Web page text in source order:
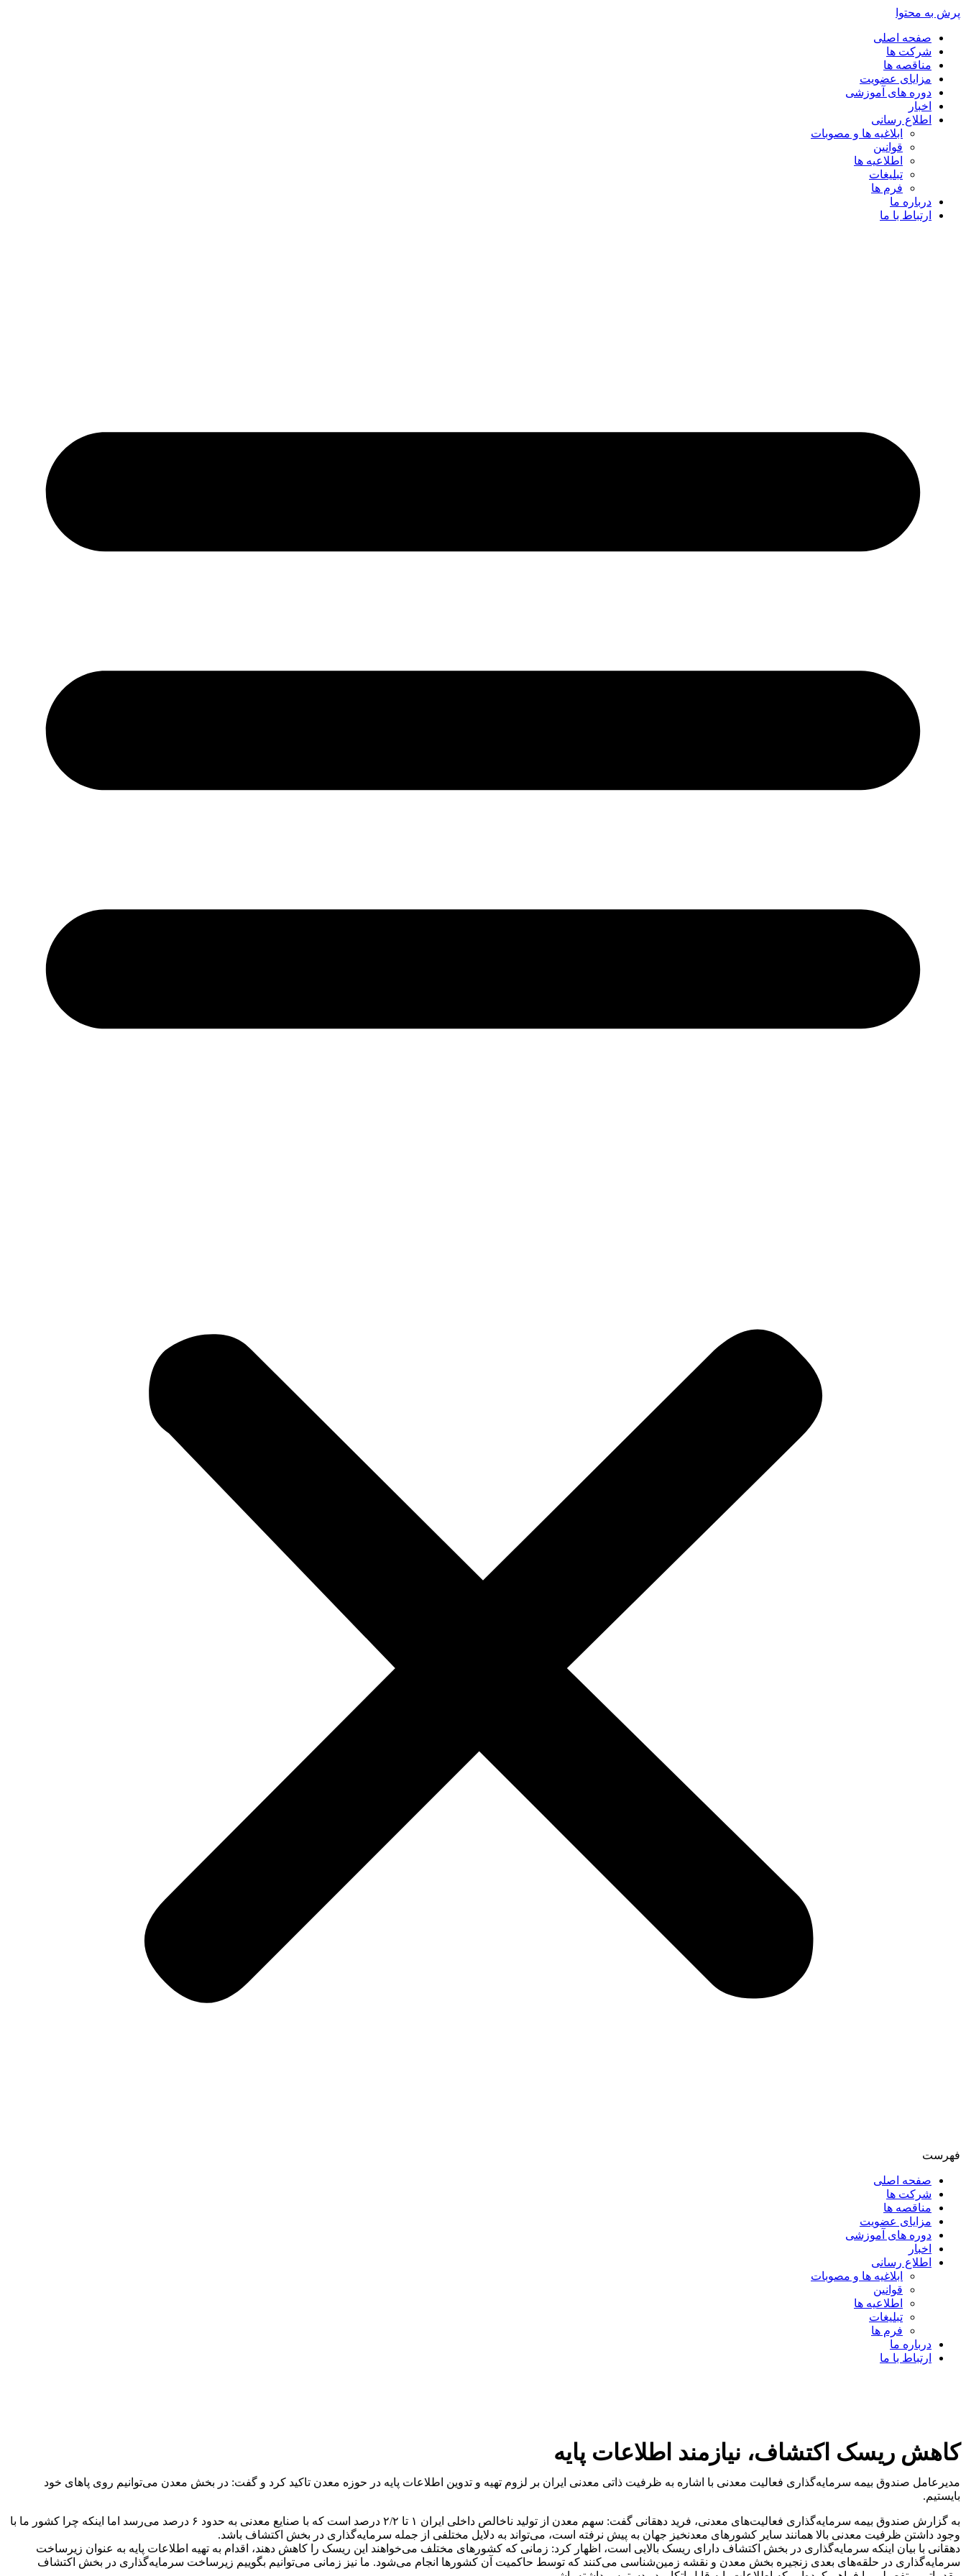
پرش به محتوا
صفحه اصلی
شرکت ها
مناقصه ها
مزایای عضویت
دوره های آموزشی
اخبار
اطلاع رسانی
ابلاغیه ها و مصوبات
قوانین
اطلاعیه ها
تبلیغات
فرم ها
درباره ما
ارتباط با ما
فهرست
صفحه اصلی
شرکت ها
مناقصه ها
مزایای عضویت
دوره های آموزشی
اخبار
اطلاع رسانی
ابلاغیه ها و مصوبات
قوانین
اطلاعیه ها
تبلیغات
فرم ها
درباره ما
ارتباط با ما
کاهش ریسک اکتشاف، نیازمند اطلاعات پایه
مدیرعامل صندوق بیمه سرمایه‌گذاری فعالیت معدنی با اشاره به ظرفیت ذاتی معدنی ایران بر لزوم تهیه و تدوین اطلاعات پایه در حوزه معدن تاکید کرد و گفت: در بخش معدن می‌توانیم روی پاهای خود
بایستیم.
به گزارش صندوق بیمه سرمایه‌گذاری فعالیت‌های معدنی، فرید دهقانی گفت: سهم معدن از تولید ناخالص داخلی ایران ۱ تا ۲/۲ درصد است که با صنایع معدنی به حدود ۶ درصد می‌رسد اما اینکه چرا کشور ما با
وجود داشتن ظرفیت معدنی بالا همانند سایر کشورهای معدنخیز جهان به پیش نرفته است، می‌تواند به دلایل مختلفی از جمله سرمایه‌گذاری در بخش اکتشاف باشد.
دهقانی با بیان اینکه سرمایه‌گذاری در بخش اکتشاف دارای ریسک بالایی است، اظهار کرد: زمانی که کشورهای مختلف می‌خواهند این ریسک را کاهش دهند، اقدام به تهیه اطلاعات پایه به عنوان زیرساخت
سرمایه‌گذاری در حلقه‌های بعدی زنجیره بخش معدن و نقشه زمین‌شناسی می‌کنند که توسط حاکمیت آن کشورها انجام می‌شود. ما نیز زمانی می‌توانیم بگوییم زیرساخت سرمایه‌گذاری در بخش اکتشاف